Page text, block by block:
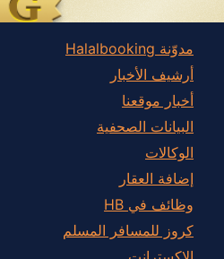
مدوّنة Halalbooking
أرشيف الأخبار
أخبار موقعنا
البيانات الصحفية
الوكالات
إضافة العقار
وظائف في HB
كروز للمسافر المسلم